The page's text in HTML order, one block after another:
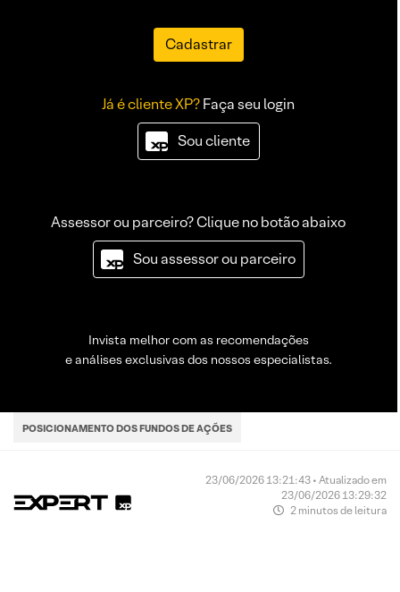
Cadastrar
Já é cliente XP?Faça seu login
Sou cliente
Assessor ou parceiro? Clique no botão abaixo
Sou assessor ou parceiro
Invista melhor com as recomendações
e análises exclusivas dos nossos especialistas.
POSICIONAMENTO DOS FUNDOS DE AÇÕES
23/06/2026 13:21:43 • Atualizado em
23/06/2026 13:29:32
2 minutos de leitura